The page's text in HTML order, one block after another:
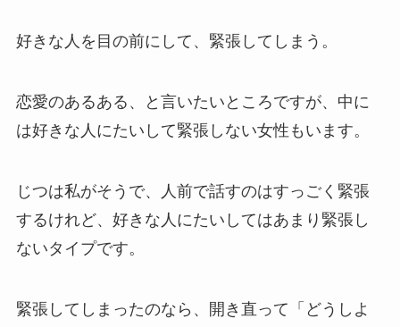
好きな人を目の前にして、緊張してしまう。
恋愛のあるある、と言いたいところですが、中に
は好きな人にたいして緊張しない女性もいます。
じつは私がそうで、人前で話すのはすっごく緊張
するけれど、好きな人にたいしてはあまり緊張し
ないタイプです。
緊張してしまったのなら、開き直って「どうしよ